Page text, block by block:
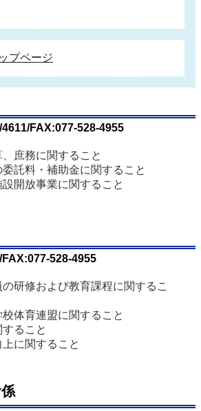
プページ
FAX:077-528-4955
庶務に関すること
託料・補助金に関すること
開放事業に関すること
528-4955
研修および教育課程に関するこ
体育連盟に関すること
ること
に関すること